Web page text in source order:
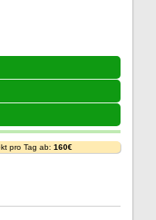
pro Tag ab: 160€